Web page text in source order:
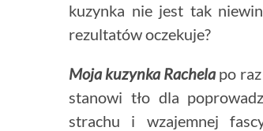
kuzynka nie jest tak
rezultatów oczekuje?
Moja kuzynka Rachelapo raz
stanowi tło dla
strachu i wzajemnej